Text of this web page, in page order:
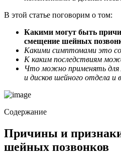
В этой статье поговорим о том:
Какими могут быть
смещение шейных
Какими симптомами это
К каким последствиям
Что можно применять для
и дисков шейного отдела и
Содержание
Причины и
шейных позвонков